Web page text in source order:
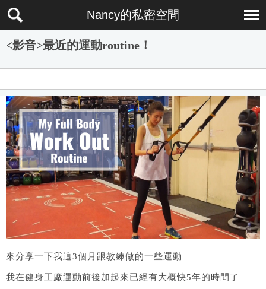
Nancy的私密空間
<影音>最近的運動routine！
來分享一下我這3個月跟教練做的一些運動
我在健身工廠運動前後加起來已經有大概快5年的時間了